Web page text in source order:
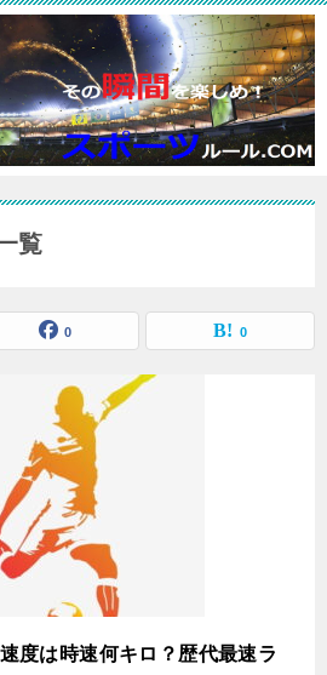
覧
0 0
度は時速何キロ？歴代最速ラ